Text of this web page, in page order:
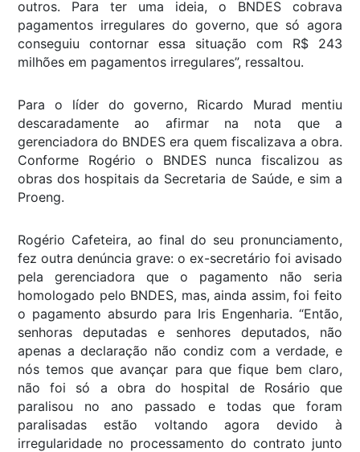
outros. Para ter uma ideia, o BNDES cobrava
pagamentos irregulares do governo, que só agora
conseguiu contornar essa situação com R$ 243
milhões em pagamentos irregulares”, ressaltou.
Para o líder do governo, Ricardo Murad mentiu
descaradamente ao afirmar na nota que a
gerenciadora do BNDES era quem fiscalizava a obra.
Conforme Rogério o BNDES nunca fiscalizou as
obras dos hospitais da Secretaria de Saúde, e sim a
Proeng.
Rogério Cafeteira, ao final do seu pronunciamento,
fez outra denúncia grave: o ex-secretário foi avisado
pela gerenciadora que o pagamento não seria
homologado pelo BNDES, mas, ainda assim, foi feito
o pagamento absurdo para Iris Engenharia. “Então,
senhoras deputadas e senhores deputados, não
apenas a declaração não condiz com a verdade, e
nós temos que avançar para que fique bem claro,
não foi só a obra do hospital de Rosário que
paralisou no ano passado e todas que foram
paralisadas estão voltando agora devido à
irregularidade no processamento do contrato junto